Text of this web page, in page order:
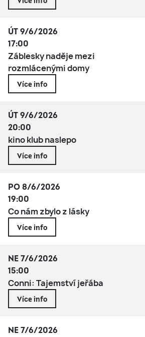
ÚT 9/6/2026
17:00
Záblesky naděje mezi
rozmlácenými domy
Více info
ÚT 9/6/2026
20:00
kino klub naslepo
Více info
PO 8/6/2026
19:00
Co nám zbylo z lásky
Více info
NE 7/6/2026
15:00
Conni: Tajemství jeřába
Více info
NE 7/6/2026